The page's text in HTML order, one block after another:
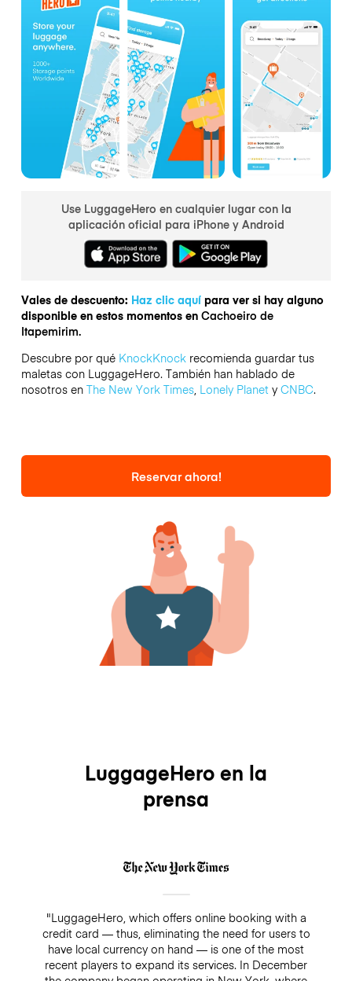
Use LuggageHero en cualquier lugar con la
aplicación oficial para iPhone y Android
Vales de descuento: Haz clic aquípara ver si hay alguno
disponible en estos momentos en Cachoeiro de
Itapemirim.
Descubre por qué KnockKnockrecomienda guardar tus
maletas con LuggageHero. También han hablado de
nosotros en The New York Times, Lonely Planety CNBC.
Reservar ahora!
LuggageHero en la
prensa
"LuggageHero, which offers online booking with a
credit card — thus, eliminating the need for users to
have local currency on hand — is one of the most
recent players to expand its services. In December